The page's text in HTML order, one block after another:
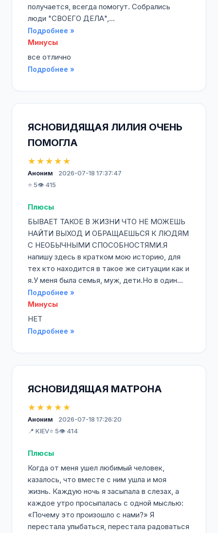
получается, всегда помогут. Собрались
люди "СВОЕГО ДЕЛА",...
Подробнее »
Минусы
все отлично
Подробнее »
ЯСНОВИДЯЩАЯ ЛИЛИЯ ОЧЕНЬ
ПОМОГЛА
★★★★★
Аноним
2026-07-18 17:37:47
⭐ 5👁️ 415
Плюсы
БЫВАЕТ ТАКОЕ В ЖИЗНИ ЧТО НЕ МОЖЕШЬ
НАЙТИ ВЫХОД И ОБРАЩАЕШЬСЯ К ЛЮДЯМ
С НЕОБЫЧНЫМИ СПОСОБНОСТЯМИ.Я
напишу здесь в кратком мою историю, для
тех кто находится в такое же ситуации как и
я.У меня была семья, муж, дети.Но в один...
Подробнее »
Минусы
НЕТ
Подробнее »
ЯСНОВИДЯЩАЯ МАТРОНА
★★★★★
Аноним
2026-07-18 17:26:20
📍 KIEV⭐ 5👁️ 414
Плюсы
Когда от меня ушел любимый человек,
казалось, что вместе с ним ушла и моя
жизнь. Каждую ночь я засыпала в слезах, а
каждое утро просыпалась с одной мыслью:
«Почему это произошло с нами?» Я
перестала улыбаться, перестала радоваться